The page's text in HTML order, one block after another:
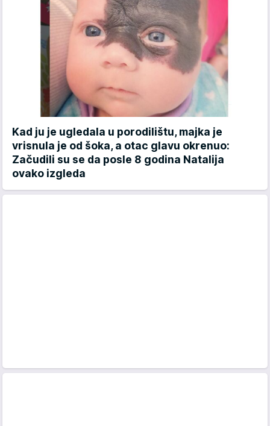
Kad ju je ugledala u porodilištu, majka je
vrisnula je od šoka, a otac glavu okrenuo:
Začudili su se da posle 8 godina Natalija
ovako izgleda